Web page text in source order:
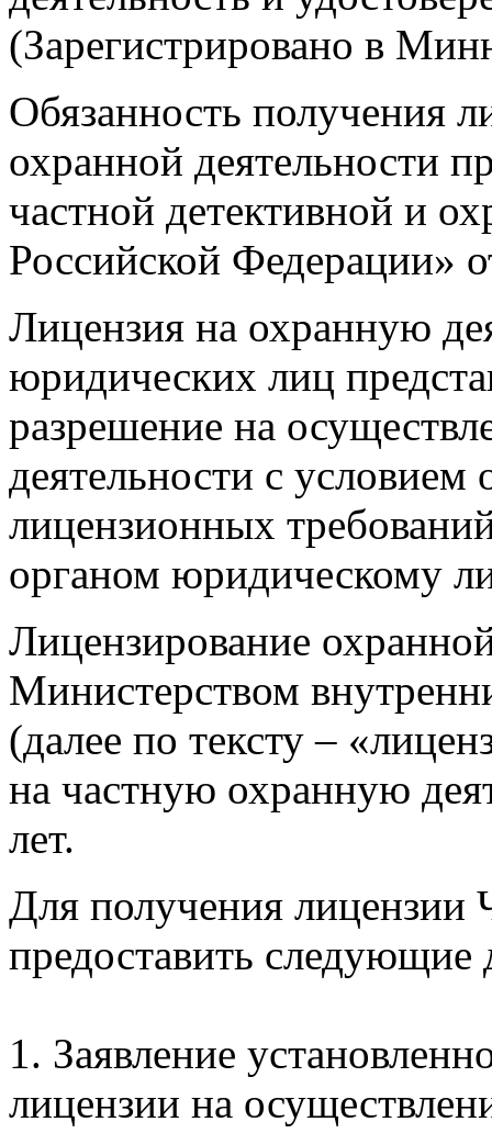
(Зарегистрировано в
Обязанность получения
охранной деятельности
частной детективной и
Российской Федерации»
Лицензия на охранную
юридических лиц
разрешение на
деятельности с условием
лицензионных
органом юридическому
Лицензирование
Министерством
(далее по тексту –
на частную охранную
лет.
Для получения
предоставить следующие
1. Заявление
лицензии на